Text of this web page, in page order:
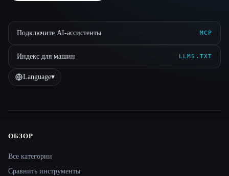
Подключите AI-ассистенты MCP
Индекс для машин LLMS.TXT
Language▾
Site navigation
ОБЗОР
Все категории
Сравнить инструменты